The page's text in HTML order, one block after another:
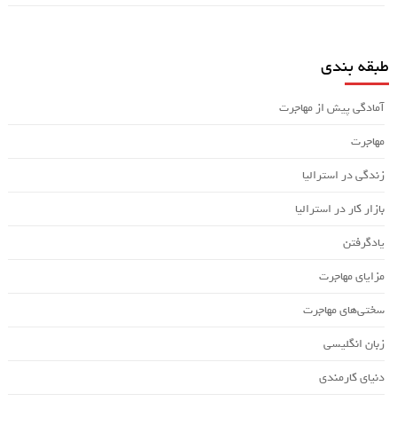
طبقه بندی
آمادگی پیش از مهاجرت
مهاجرت
زندگی در استرالیا
بازار کار در استرالیا
یادگرفتن
مزایای مهاجرت
سختی‌های مهاجرت
زبان انگلیسی
دنیای کارمندی